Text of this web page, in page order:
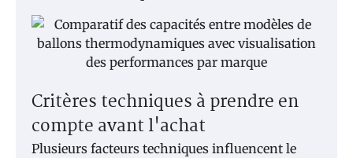
Critères techniques à prendre en
compte avant l'achat
Plusieurs facteurs techniques influencent le